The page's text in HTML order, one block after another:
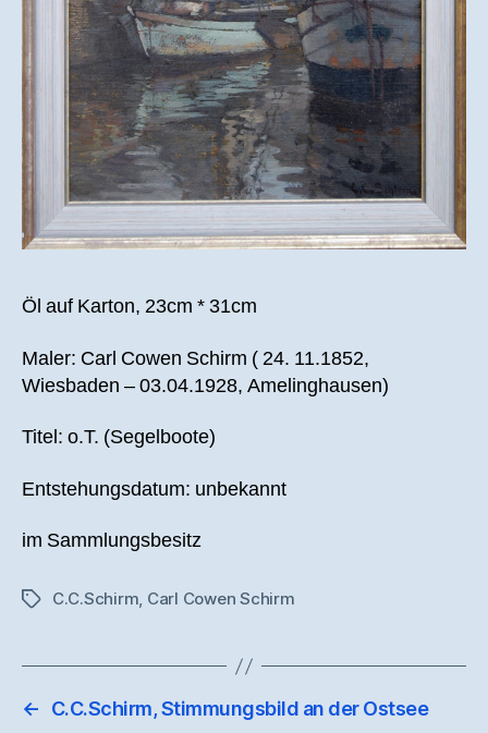
Öl auf Karton, 23cm * 31cm
Maler: Carl Cowen Schirm ( 24. 11.1852,
Wiesbaden – 03.04.1928, Amelinghausen)
Titel: o.T. (Segelboote)
Entstehungsdatum: unbekannt
im Sammlungsbesitz
Schlagwörter
C.C.Schirm, Carl Cowen Schirm
←
C.C.Schirm, Stimmungsbild an der Ostsee